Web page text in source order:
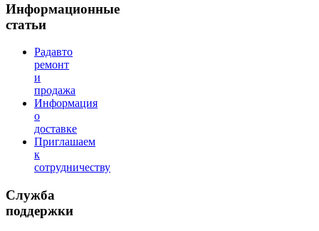
Информационные
статьи
Радавто
ремонт
и
продажа
Информация
о
доставке
Приглашаем
к
сотрудничеству
Служба
поддержки